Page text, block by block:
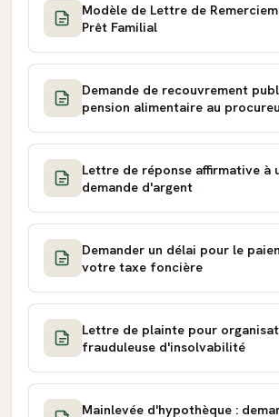
Modèle de Lettre de
Prêt Familial
Demande de recouvrement
pension alimentaire au
Lettre de réponse affirmative à
demande d'argent
Demander un délai pour le
votre taxe foncière
Lettre de plainte pour
frauduleuse d'insolvabilité
Mainlevée d'hypothèque :